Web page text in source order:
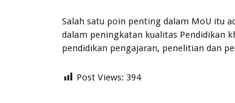
Salah satu poin penting dalam MoU itu
dalam peningkatan kualitas Pendidikan
pendidikan pengajaran, penelitian dan
Post Views: 394